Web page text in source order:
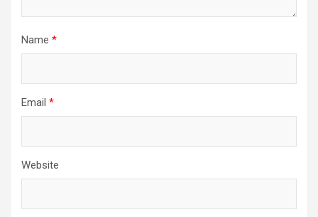
Name *
Email *
Website